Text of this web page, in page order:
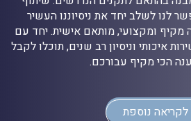
לנו לשלב יחד את ניסיוננו העשיר
מקיף ומקצועי, מותאם אישית. יחד עם
איכותי וניסיון רב שנים, תוכלו לקבל
הכי מקיף עבורכם.
לקריאה נוספת